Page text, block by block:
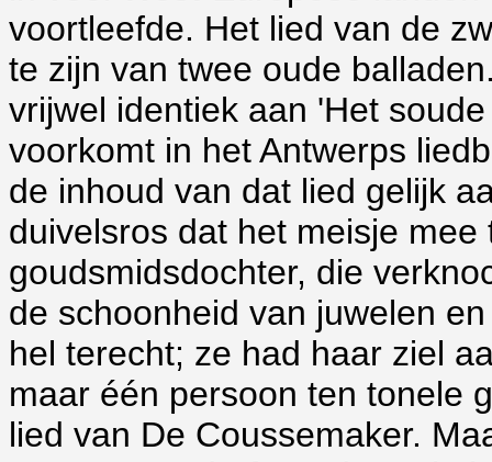
voortleefde. Het lied van de
te zijn van twee oude
vrijwel identiek aan 'Het
voorkomt in het Antwerps
de inhoud van dat lied gelijk
duivelsros dat het meisje
goudsmidsdochter, die
de schoonheid van juwelen
hel terecht; ze had haar ziel
maar één persoon ten tonele
lied van De Coussemaker.